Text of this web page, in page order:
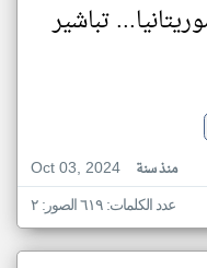
تباشير
Oct 03, 2024
منذ سنة
عدد الكلمات: ٦١٩ الصور: ٢